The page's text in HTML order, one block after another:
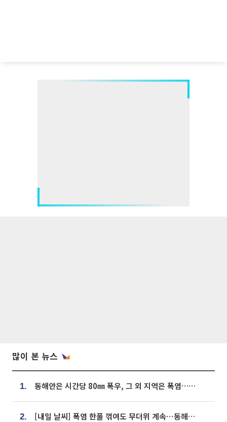
많이 본 뉴스
1. 동해안은 시간당 80㎜ 폭우, 그 외 지역은 폭염…‘극과 극 날씨’
2. [내일 날씨] 폭염 한풀 꺾여도 무더위 계속⋯동해안 이틀 연속 비